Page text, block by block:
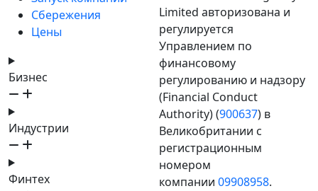
Сбережения
Цены
Бизнес
Индустрии
Финтех
Limited авторизована и
регулируется
Управлением по
финансовому
регулированию и надзору
(Financial Conduct
Authority) (900637) в
Великобритании с
регистрационным
номером
компании 09908958.